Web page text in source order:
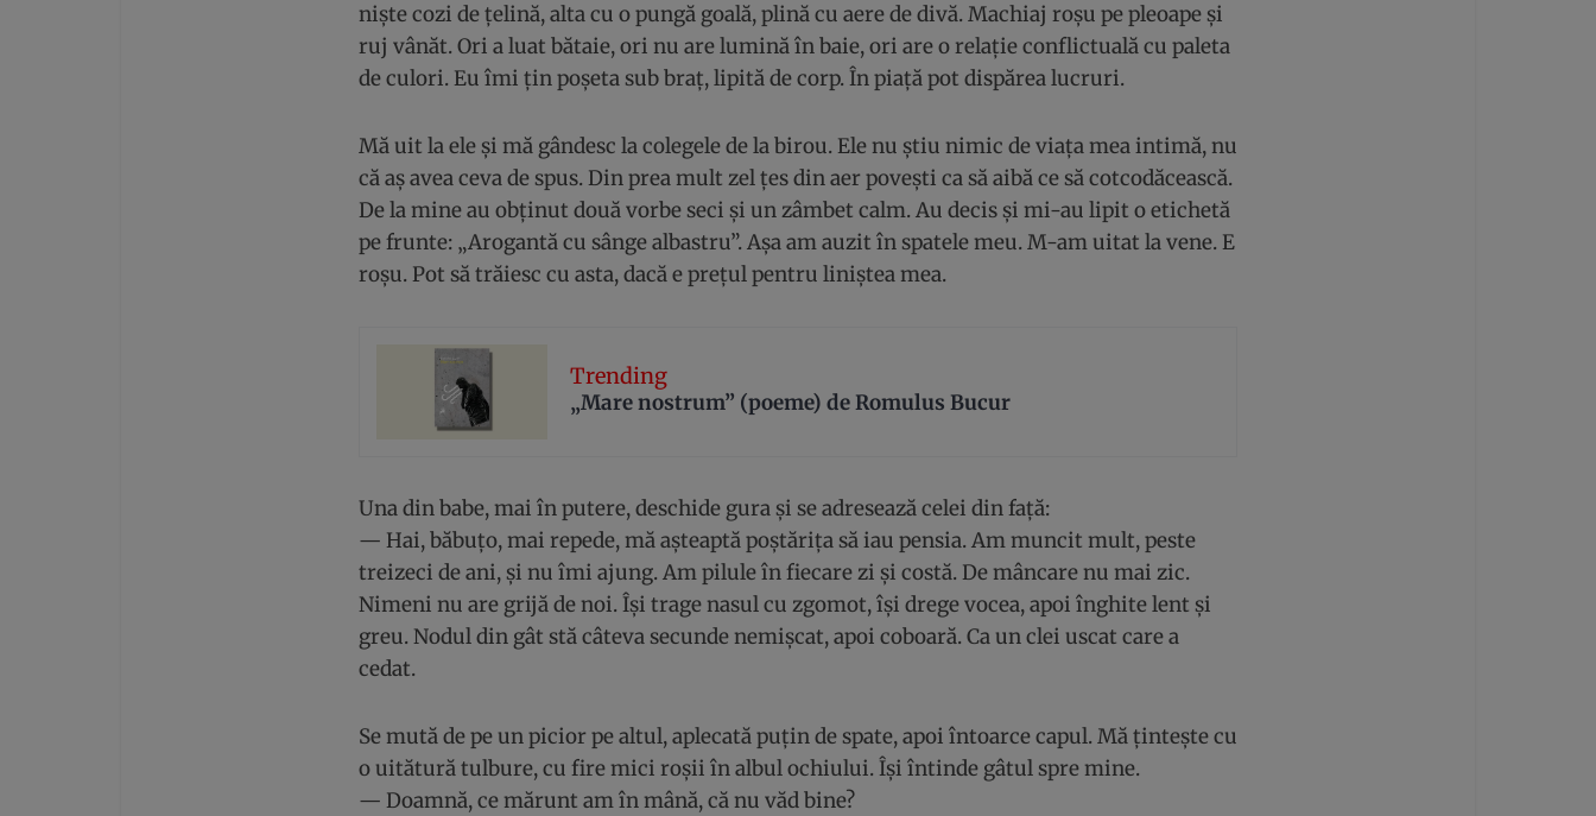
niște cozi de țelină, alta cu o pungă goală, plină cu aere de divă. Machiaj roșu pe pleoape și
ruj vânăt. Ori a luat bătaie, ori nu are lumină în baie, ori are o relație conflictuală cu paleta
de culori. Eu îmi țin poșeta sub braț, lipită de corp. În piață pot dispărea lucruri.
Mă uit la ele și mă gândesc la colegele de la birou. Ele nu știu nimic de viața mea intimă, nu
că aș avea ceva de spus. Din prea mult zel țes din aer povești ca să aibă ce să cotcodăcească.
De la mine au obținut două vorbe seci și un zâmbet calm. Au decis și mi-au lipit o etichetă
pe frunte: „Arogantă cu sânge albastru”. Așa am auzit în spatele meu. M-am uitat la vene. E
roșu. Pot să trăiesc cu asta, dacă e prețul pentru liniștea mea.
Trending
„Mare nostrum” (poeme) de Romulus Bucur
Una din babe, mai în putere, deschide gura și se adresează celei din față:
— Hai, băbuțo, mai repede, mă așteaptă poștărița să iau pensia. Am muncit mult, peste
treizeci de ani, și nu îmi ajung. Am pilule în fiecare zi și costă. De mâncare nu mai zic.
Nimeni nu are grijă de noi. Își trage nasul cu zgomot, își drege vocea, apoi înghite lent și
greu. Nodul din gât stă câteva secunde nemișcat, apoi coboară. Ca un clei uscat care a
cedat.
Se mută de pe un picior pe altul, aplecată puțin de spate, apoi întoarce capul. Mă țintește cu
o uitătură tulbure, cu fire mici roșii în albul ochiului. Își întinde gâtul spre mine.
— Doamnă, ce mărunt am în mână, că nu văd bine?